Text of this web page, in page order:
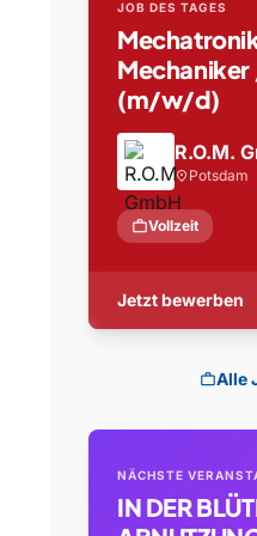
JOB DES TAGES
Mechaniker
(m/w/d)
R.O.M.
location_on Potsdam
workVollzeit
Jetzt bewerben
workAlle
NÄCHSTE
IN DER